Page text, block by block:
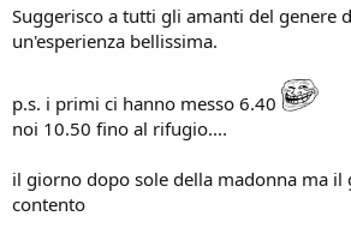
Suggerisco a tutti gli amanti del genere
un'esperienza bellissima.
p.s. i primi ci hanno messo 6.40
noi 10.50 fino al rifugio....
il giorno dopo sole della madonna ma il
contento